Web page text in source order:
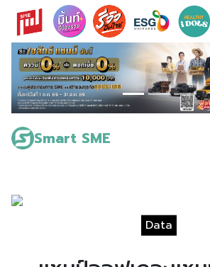
Skip
content
Smart SME
Search
for:
Data